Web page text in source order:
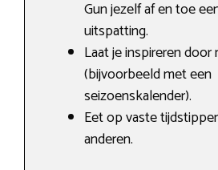
Gun jezelf af en toe
uitspatting.
Laat je inspireren
(bijvoorbeeld met een
seizoenskalender).
Eet op vaste
anderen.